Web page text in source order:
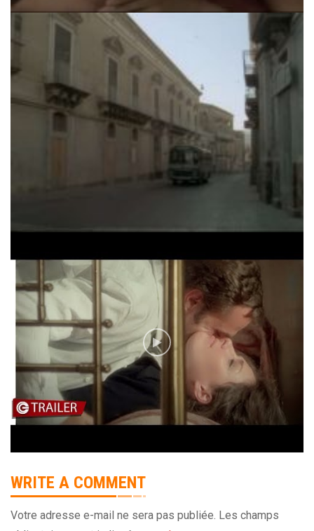
WRITE A COMMENT
Votre adresse e-mail ne sera pas publiée. Les champs